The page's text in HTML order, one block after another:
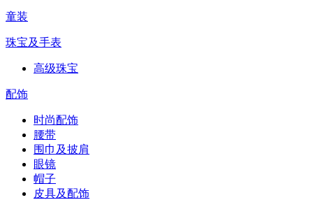
童装
珠宝及手表
高级珠宝
配饰
时尚配饰
腰带
围巾及披肩
眼镜
帽子
皮具及配饰